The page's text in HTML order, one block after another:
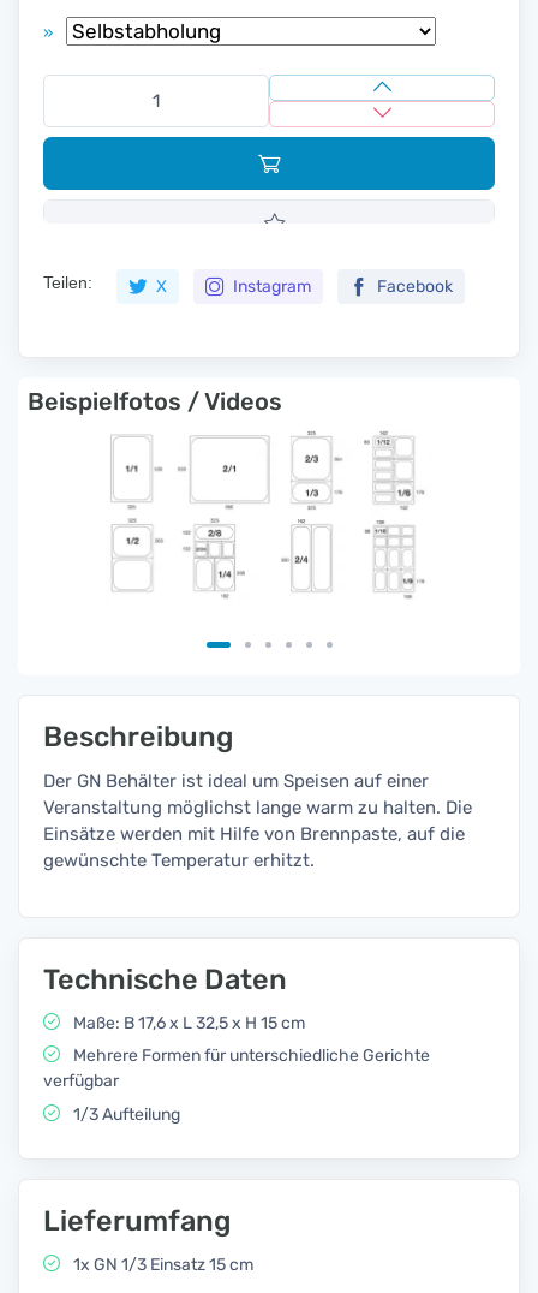
»
Teilen: X Instagram Facebook
Beispielfotos / Videos
Beschreibung
Der GN Behälter ist ideal um Speisen auf einer
Veranstaltung möglichst lange warm zu halten. Die
Einsätze werden mit Hilfe von Brennpaste, auf die
gewünschte Temperatur erhitzt.
Technische Daten
Maße: B 17,6 x L 32,5 x H 15 cm
Mehrere Formen für unterschiedliche Gerichte
verfügbar
1/3 Aufteilung
Lieferumfang
1x GN 1/3 Einsatz 15 cm